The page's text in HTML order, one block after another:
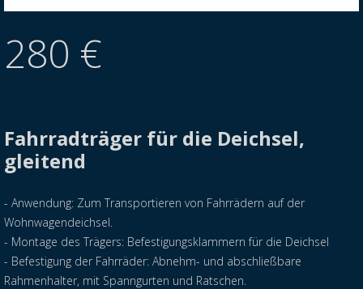
280 €
Fahrradträger für die Deichsel,
gleitend
- Anwendung: Zum Transportieren von Fahrrädern auf der
Wohnwagendeichsel.
- Montage des Trägers: Befestigungsklammern für die Deichsel
- Befestigung der Fahrräder: Abnehm- und abschließbare
Rahmenhalter, mit Spanngurten und Ratschen.